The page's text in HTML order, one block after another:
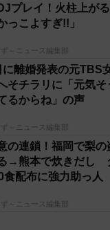
プレイ！火柱上が
っこよすぎ!!」
ず～ニュース編集部
に離婚発表の元TBS
そチラリに「元気
るからね」の声
ず～ニュース編集部
の連鎖！福岡で梨
→熊本で炊きだし
食配布に強力助っ人
ず～ニュース編集部